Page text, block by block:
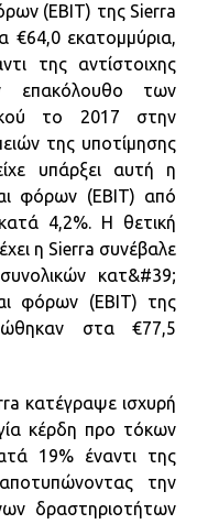
(EBIT) της Sierra
€64,0 εκατομμύρια,
της αντίστοιχης
επακόλουθο των
το 2017 στην
της υποτίμησης
υπάρξει αυτή η
φόρων (EBIT) από
4,2%. Η θετική
η Sierra συνέβαλε
κατ&#39;
φόρων (EBIT) της
στα €77,5
κατέγραψε ισχυρή
κέρδη προ τόκων
19% έναντι της
την
δραστηριοτήτων